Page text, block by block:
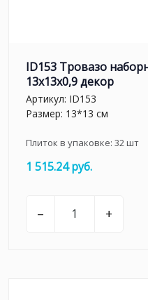
ID153 Тровазо
13x13x0,9 декор
Артикул: ID153
Размер: 13*13 см
Плиток в упаковке: 32шт
1 515.24 руб.
– +